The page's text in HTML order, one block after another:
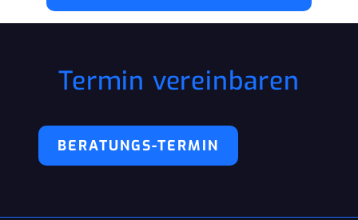
Termin vereinbaren
BERATUNGS-TERMIN